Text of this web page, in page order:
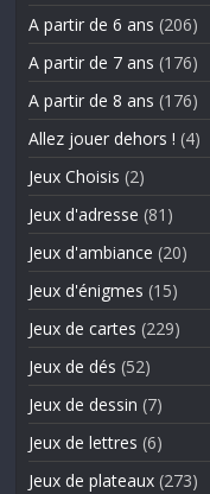
A partir de 6 ans (206)
A partir de 7 ans (176)
A partir de 8 ans (176)
Allez jouer dehors ! (4)
Jeux Choisis (2)
Jeux d'adresse (81)
Jeux d'ambiance (20)
Jeux d'énigmes (15)
Jeux de cartes (229)
Jeux de dés (52)
Jeux de dessin (7)
Jeux de lettres (6)
Jeux de plateaux (273)